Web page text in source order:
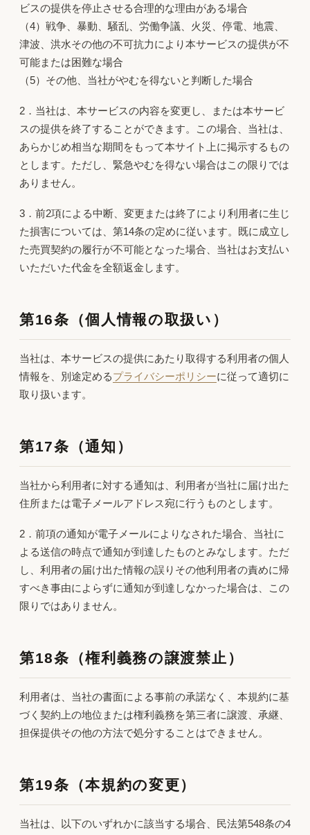
ビスの提供を停止させる合理的な理由がある場合
（4）戦争、暴動、騒乱、労働争議、火災、停電、地震、
津波、洪水その他の不可抗力により本サービスの提供が不
可能または困難な場合
（5）その他、当社がやむを得ないと判断した場合
2．当社は、本サービスの内容を変更し、または本サービ
スの提供を終了することができます。この場合、当社は、
あらかじめ相当な期間をもって本サイト上に掲示するもの
とします。ただし、緊急やむを得ない場合はこの限りでは
ありません。
3．前2項による中断、変更または終了により利用者に生じ
た損害については、第14条の定めに従います。既に成立し
た売買契約の履行が不可能となった場合、当社はお支払い
いただいた代金を全額返金します。
第16条（個人情報の取扱い）
当社は、本サービスの提供にあたり取得する利用者の個人
情報を、別途定めるプライバシーポリシーに従って適切に
取り扱います。
第17条（通知）
当社から利用者に対する通知は、利用者が当社に届け出た
住所または電子メールアドレス宛に行うものとします。
2．前項の通知が電子メールによりなされた場合、当社に
よる送信の時点で通知が到達したものとみなします。ただ
し、利用者の届け出た情報の誤りその他利用者の責めに帰
すべき事由によらずに通知が到達しなかった場合は、この
限りではありません。
第18条（権利義務の譲渡禁止）
利用者は、当社の書面による事前の承諾なく、本規約に基
づく契約上の地位または権利義務を第三者に譲渡、承継、
担保提供その他の方法で処分することはできません。
第19条（本規約の変更）
当社は、以下のいずれかに該当する場合、民法第548条の4